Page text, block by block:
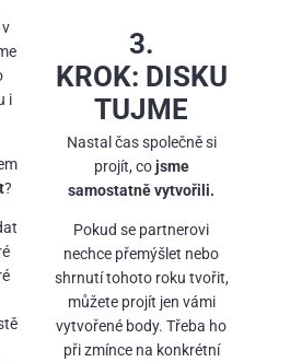
i
?
3.
KROK: DISKU
TUJME
Nastal čas společně si
projít, cojsme
samostatně vytvořili.
Pokud se partnerovi
nechce přemýšlet nebo
shrnutí tohoto roku tvořit,
můžete projít jen vámi
vytvořené body. Třeba ho
při zmínce na konkrétní